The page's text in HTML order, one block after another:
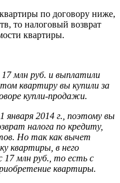
по договору ниже,
то налоговый возврат
квартиры.
млн руб. и выплатили
квартиру вы купили за
купли-продажи.
января 2014 г., поэтому вы
налога по кредиту,
Но так как вычет
квартиры, в него
17 млн руб., то есть с
квартиры.